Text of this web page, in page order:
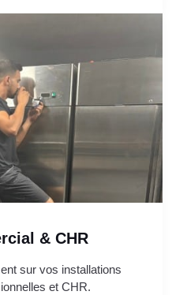
& CHR
sur vos installations
et CHR.